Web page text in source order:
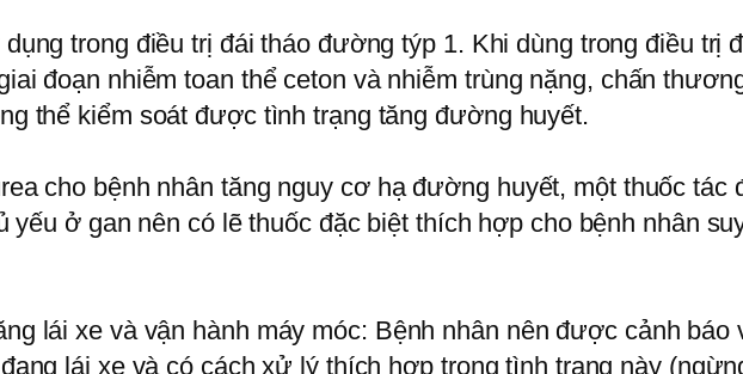
trong điều trị đái tháo đường týp 1. Khi dùng trong điều trị
đoạn nhiễm toan thể ceton và nhiễm trùng nặng, chấn
thể kiểm soát được tình trạng tăng đường huyết.
cho bệnh nhân tăng nguy cơ hạ đường huyết, một thuốc
yếu ở gan nên có lẽ thuốc đặc biệt thích hợp cho bệnh nhân
lái xe và vận hành máy móc: Bệnh nhân nên được cảnh
lái xe và có cách xử lý thích hợp trong tình trạng này